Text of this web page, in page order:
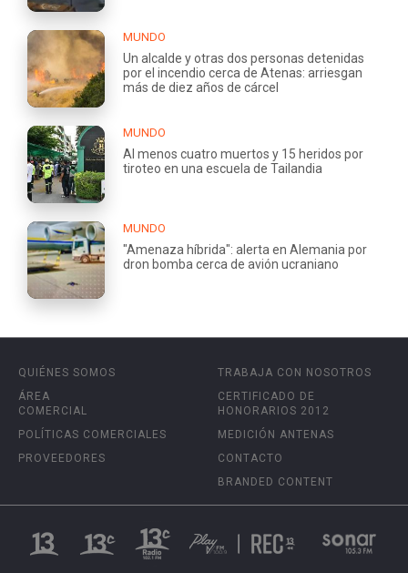
MUNDO
Un alcalde y otras dos personas detenidas
por el incendio cerca de Atenas: arriesgan
más de diez años de cárcel
MUNDO
Al menos cuatro muertos y 15 heridos por
tiroteo en una escuela de Tailandia
MUNDO
"Amenaza híbrida": alerta en Alemania por
dron bomba cerca de avión ucraniano
QUIÉNES SOMOS
ÁREA
COMERCIAL
POLÍTICAS COMERCIALES
PROVEEDORES
TRABAJA CON NOSOTROS
CERTIFICADO DE
HONORARIOS 2012
MEDICIÓN ANTENAS
CONTACTO
BRANDED CONTENT